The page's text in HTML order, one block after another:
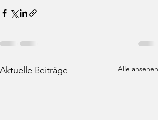
Aktuelle Beiträge Alle ansehen